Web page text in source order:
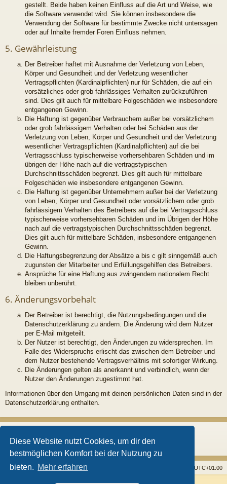
Diese Website nutzt Cookies, um dir den
bestmöglichen Komfort bei der Nutzung zu
bieten. Mehr erfahren
gestellt. Beide haben keinen Einfluss auf die Art und Weise, wie
die Software verwendet wird. Sie können insbesondere die
Verwendung der Software für bestimmte Zwecke nicht untersagen
oder auf Inhalte fremder Foren Einfluss nehmen.
5. Gewährleistung
Der Betreiber haftet mit Ausnahme der Verletzung von Leben,
Körper und Gesundheit und der Verletzung wesentlicher
Vertragspflichten (Kardinalpflichten) nur für Schäden, die auf ein
vorsätzliches oder grob fahrlässiges Verhalten zurückzuführen
sind. Dies gilt auch für mittelbare Folgeschäden wie insbesondere
entgangenen Gewinn.
Die Haftung ist gegenüber Verbrauchern außer bei vorsätzlichem
oder grob fahrlässigem Verhalten oder bei Schäden aus der
Verletzung von Leben, Körper und Gesundheit und der Verletzung
wesentlicher Vertragspflichten (Kardinalpflichten) auf die bei
Vertragsschluss typischerweise vorhersehbaren Schäden und im
übrigen der Höhe nach auf die vertragstypischen
Durchschnittsschäden begrenzt. Dies gilt auch für mittelbare
Folgeschäden wie insbesondere entgangenen Gewinn.
Die Haftung ist gegenüber Unternehmern außer bei der Verletzung
von Leben, Körper und Gesundheit oder vorsätzlichem oder grob
fahrlässigem Verhalten des Betreibers auf die bei Vertragsschluss
typischerweise vorhersehbaren Schäden und im Übrigen der Höhe
nach auf die vertragstypischen Durchschnittsschäden begrenzt.
Dies gilt auch für mittelbare Schäden, insbesondere entgangenen
Gewinn.
Die Haftungsbegrenzung der Absätze a bis c gilt sinngemäß auch
zugunsten der Mitarbeiter und Erfüllungsgehilfen des Betreibers.
Ansprüche für eine Haftung aus zwingendem nationalem Recht
bleiben unberührt.
6. Änderungsvorbehalt
Der Betreiber ist berechtigt, die Nutzungsbedingungen und die
Datenschutzerklärung zu ändern. Die Änderung wird dem Nutzer
per E-Mail mitgeteilt.
Der Nutzer ist berechtigt, den Änderungen zu widersprechen. Im
Falle des Widerspruchs erlischt das zwischen dem Betreiber und
dem Nutzer bestehende Vertragsverhältnis mit sofortiger Wirkung.
Die Änderungen gelten als anerkannt und verbindlich, wenn der
Nutzer den Änderungen zugestimmt hat.
Informationen über den Umgang mit deinen persönlichen Daten sind in der
Datenschutzerklärung enthalten.
Startseite Foren UTC+01:00